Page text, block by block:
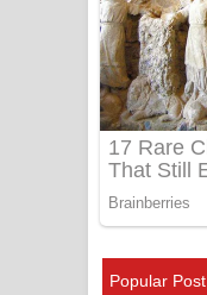
Popular Post